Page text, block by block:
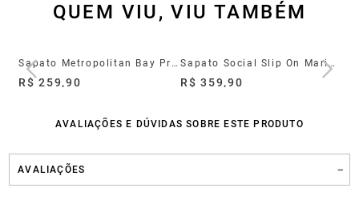
QUEM VIU, VIU TAMBÉM
Sapato Metropolitan Bay Preto
R$ 259,90
Sapato Social Slip On Marino Couro Preto
R$ 359,90
AVALIAÇÕES E DÚVIDAS SOBRE ESTE PRODUTO
AVALIAÇÕES